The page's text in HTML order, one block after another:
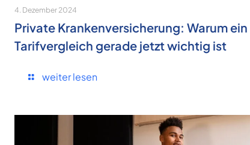
4. Dezember 2024
Private Krankenversicherung: Warum ein
Tarifvergleich gerade jetzt wichtig ist
weiter lesen